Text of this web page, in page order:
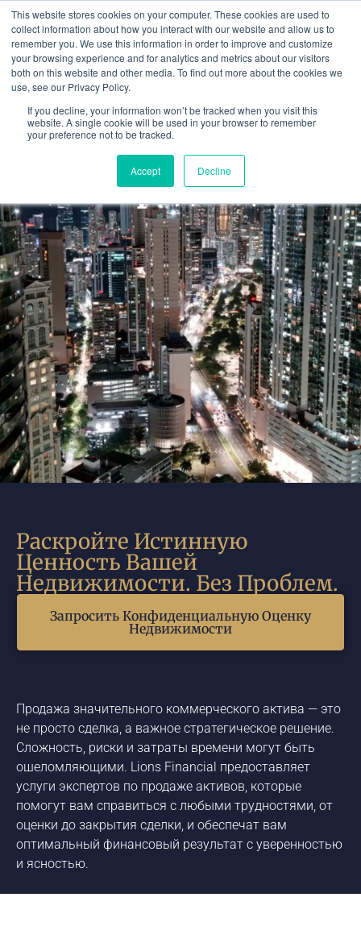
This website stores cookies on your computer. These cookies are used to
collect information about how you interact with our website and allow us to
remember you. We use this information in order to improve and customize
your browsing experience and for analytics and metrics about our visitors
both on this website and other media. To find out more about the cookies we
use, see our Privacy Policy.
If you decline, your information won’t be tracked when you visit this
website. A single cookie will be used in your browser to remember
your preference not to be tracked.
Accept Decline
содержимому
Представительств
о продавца
Раскройте Истинную
Ценность Вашей
Недвижимости. Без Проблем.
Запросить Конфиденциальную Оценку
Недвижимости
Продажа значительного коммерческого актива — это
не просто сделка, а важное стратегическое решение.
Сложность, риски и затраты времени могут быть
ошеломляющими. Lions Financial предоставляет
услуги экспертов по продаже активов, которые
помогут вам справиться с любыми трудностями, от
оценки до закрытия сделки, и обеспечат вам
оптимальный финансовый результат с уверенностью
и ясностью.